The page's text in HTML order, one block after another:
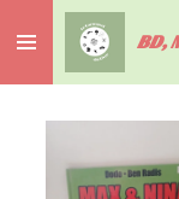
au
contenu
BD,